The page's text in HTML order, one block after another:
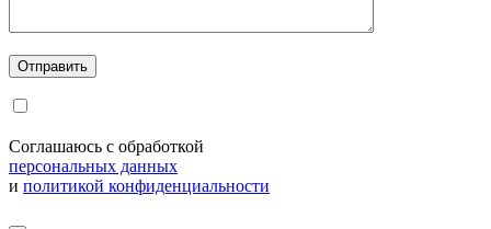
Соглашаюсь с обработкой
персональных данных
и политикой конфиденциальности